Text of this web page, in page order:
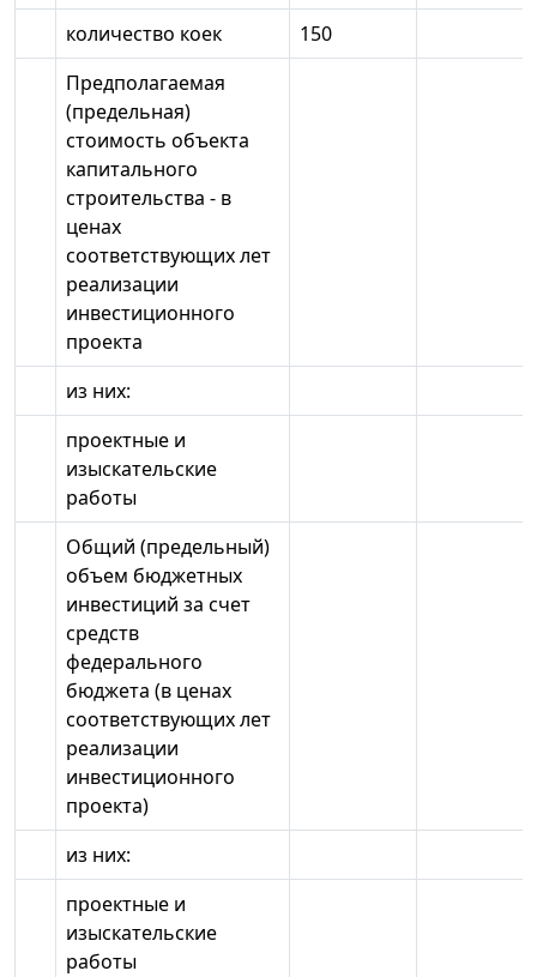
количество коек
150
Предполагаемая
(предельная)
стоимость объекта
капитального
строительства - в
ценах
соответствующих лет
реализации
инвестиционного
проекта
из них:
проектные и
изыскательские
работы
Общий (предельный)
объем бюджетных
инвестиций за счет
средств
федерального
бюджета (в ценах
соответствующих лет
реализации
инвестиционного
проекта)
из них:
проектные и
изыскательские
работы